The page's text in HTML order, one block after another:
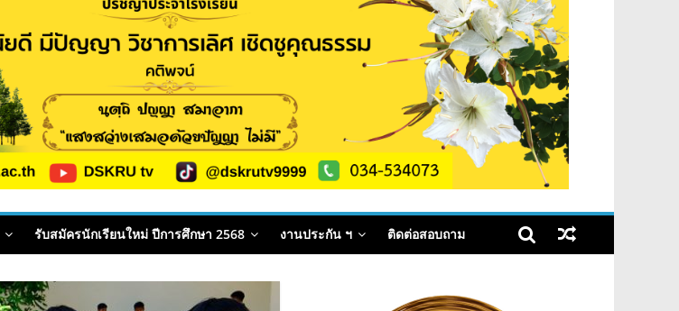
รับสมัครนักเรียนใหม่ ปีการศึกษา 2568 งานประกัน ฯ ติดต่อสอบถาม